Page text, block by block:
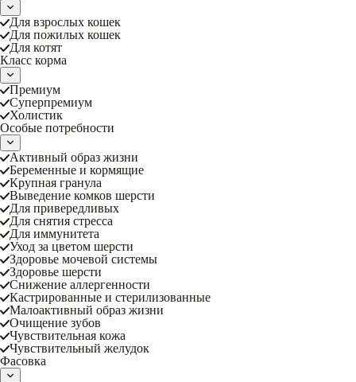
Для взрослых кошек
Для пожилых кошек
Для котят
Класс корма
Премиум
Суперпремиум
Холистик
Особые потребности
Активный образ жизни
Беременные и кормящие
Крупная гранула
Выведение комков шерсти
Для привередливых
Для снятия стресса
Для иммунитета
Уход за цветом шерсти
Здоровье мочевой системы
Здоровье шерсти
Снижение аллергенности
Кастрированные и стерилизованные
Малоактивный образ жизни
Очищение зубов
Чувствительная кожа
Чувствительный желудок
Фасовка